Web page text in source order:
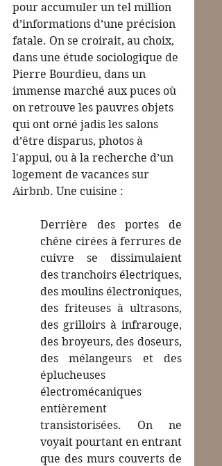
pour accumuler un tel million
d’informations d’une précision
fatale. On se croirait, au choix,
dans une étude sociologique de
Pierre Bourdieu, dans un
immense marché aux puces où
on retrouve les pauvres objets
qui ont orné jadis les salons
d’être disparus, photos à
l'appui, ou à la recherche d’un
logement de vacances sur
Airbnb. Une cuisine :
Derrière des portes de
chêne cirées à ferrures de
cuivre se dissimulaient
des tranchoirs électriques,
des moulins électroniques,
des friteuses à ultrasons,
des grilloirs à infrarouge,
des broyeurs, des doseurs,
des mélangeurs et des
éplucheuses
électromécaniques
entièrement
transistorisées. On ne
voyait pourtant en entrant
que des murs couverts de